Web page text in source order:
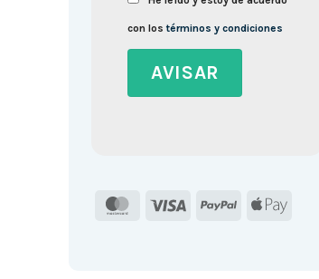
con lostérminos y condiciones
MasterCard
Visa PayPal Apple